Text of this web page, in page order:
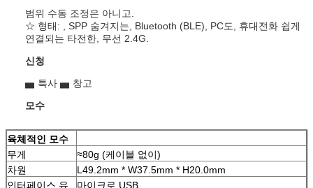
범위 수동 조정은 아니고.
☆ 형태: , SPP 숨겨지는, Bluetooth (BLE), PC도, 휴대전화 쉽게
연결되는 타전한, 무선 2.4G.
신청
▅ 특사 ▅ 창고
모수
육체적인 모수
무게
≈80g (케이블 없이)
차원
L49.2mm * W37.5mm * H20.0mm
인터페이스 유
마이크로 USB